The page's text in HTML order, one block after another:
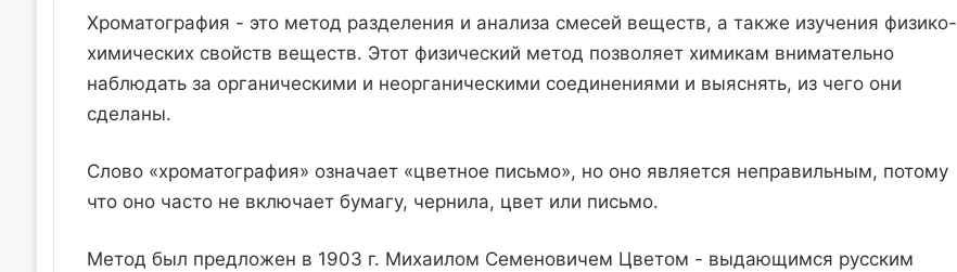
Хроматография - это метод разделения и анализа смесей веществ, а также изучения физико-
химических свойств веществ. Этот физический метод позволяет химикам внимательно
наблюдать за органическими и неорганическими соединениями и выяснять, из чего они
сделаны.
Слово «хроматография» означает «цветное письмо», но оно является неправильным, потому
что оно часто не включает бумагу, чернила, цвет или письмо.
Метод был предложен в 1903 г. Михаилом Семеновичем Цветом - выдающимся русским